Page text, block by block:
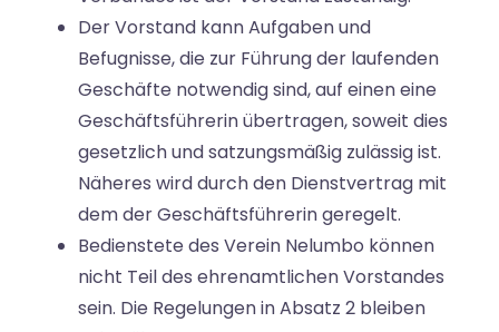
Der Vorstand kann Aufgaben und
Befugnisse, die zur Führung der laufenden
Geschäfte notwendig sind, auf einen eine
Geschäftsführerin übertragen, soweit dies
gesetzlich und satzungsmäßig zulässig ist.
Näheres wird durch den Dienstvertrag mit
dem der Geschäftsführerin geregelt.
Bedienstete des Verein Nelumbo können
nicht Teil des ehrenamtlichen Vorstandes
sein. Die Regelungen in Absatz 2 bleiben